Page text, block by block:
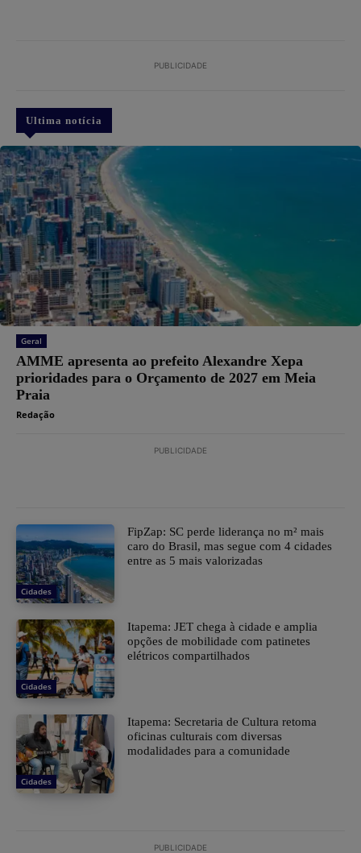
PUBLICIDADE
Ultima notícia
Geral
AMME apresenta ao prefeito Alexandre Xepa
prioridades para o Orçamento de 2027 em Meia
Praia
Redação
PUBLICIDADE
Cidades
FipZap: SC perde liderança no m² mais
caro do Brasil, mas segue com 4 cidades
entre as 5 mais valorizadas
Cidades
Itapema: JET chega à cidade e amplia
opções de mobilidade com patinetes
elétricos compartilhados
Cidades
Itapema: Secretaria de Cultura retoma
oficinas culturais com diversas
modalidades para a comunidade
PUBLICIDADE